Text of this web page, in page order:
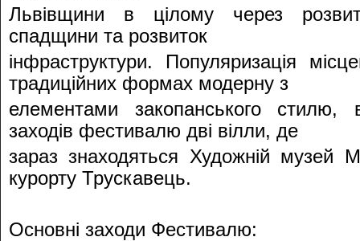
Львівщини в цілому через
спадщини та розвиток
інфраструктури. Популяризація
традиційних формах модерну з
елементами закопанського
заходів фестивалю дві вілли, де
зараз знаходяться Художній музей
курорту Трускавець.
Основні заходи Фестивалю: